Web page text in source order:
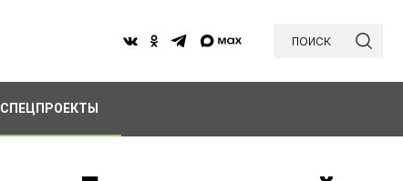
поиск
СПЕЦПРОЕКТЫ